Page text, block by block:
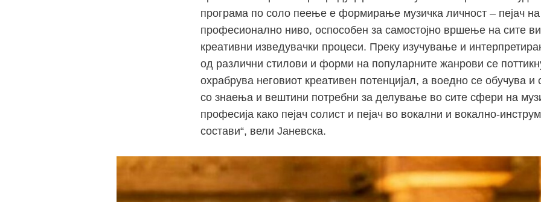
програма по соло пеење е формирање музичка личност – пејач на
професионално ниво, оспособен за самостојно вршење на сите
креативни изведувачки процеси. Преку изучување и
од различни стилови и форми на популарните жанрови се
охрабрува неговиот креативен потенцијал, а воедно се обучува и
со знаења и вештини потребни за делување во сите сфери на
професија како пеjач солист и пеjач во вокални и вокално-
состави“, вели Јаневска.